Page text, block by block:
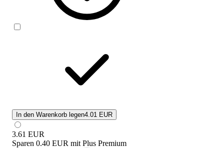
In den Warenkorb legen4.01 EUR
3.61 EUR
Sparen 0.40 EUR mit Plus Premium